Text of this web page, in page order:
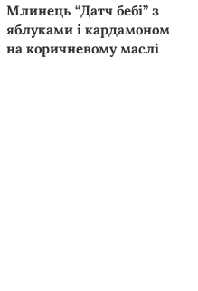
Млинець “Датч бебі” з
яблуками і кардамоном
на коричневому маслі